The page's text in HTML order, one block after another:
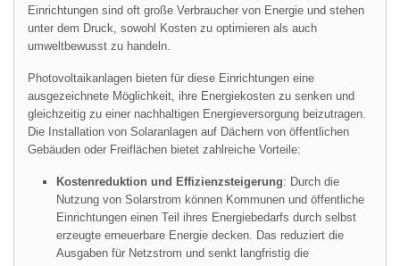
Einrichtungen sind oft große Verbraucher von Energie und stehen
unter dem Druck, sowohl Kosten zu optimieren als auch
umweltbewusst zu handeln.
Photovoltaikanlagen bieten für diese Einrichtungen eine
ausgezeichnete Möglichkeit, ihre Energiekosten zu senken und
gleichzeitig zu einer nachhaltigen Energieversorgung beizutragen.
Die Installation von Solaranlagen auf Dächern von öffentlichen
Gebäuden oder Freiflächen bietet zahlreiche Vorteile:
Kostenreduktion und Effizienzsteigerung: Durch die
Nutzung von Solarstrom können Kommunen und öffentliche
Einrichtungen einen Teil ihres Energiebedarfs durch selbst
erzeugte erneuerbare Energie decken. Das reduziert die
Ausgaben für Netzstrom und senkt langfristig die